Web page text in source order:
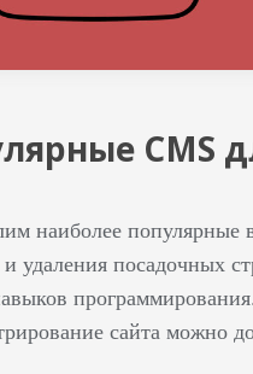
CMS
наиболее
и удаления посадочных
сайта можно